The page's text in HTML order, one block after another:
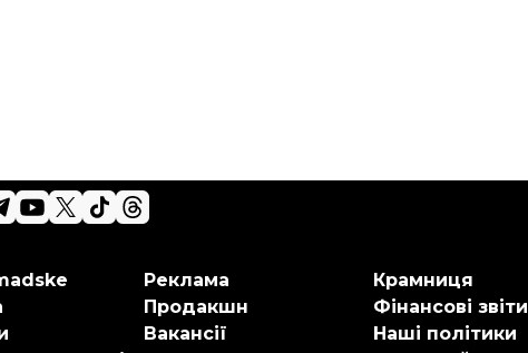
Реклама
Продакшн
Вакансії
Крамниця
Фінансові звіти
Наші політики